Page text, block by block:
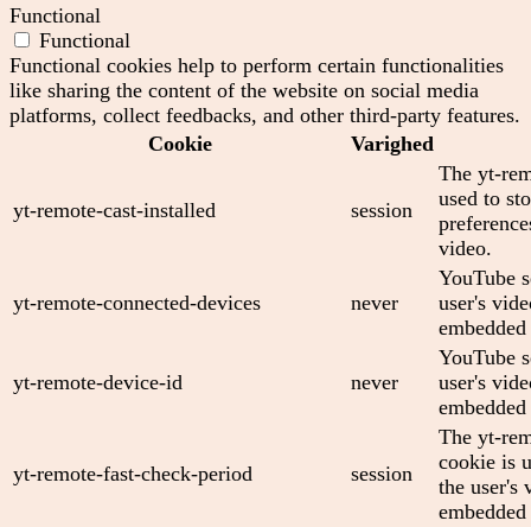
Functional
Functional
Functional cookies help to perform certain functionalities
like sharing the content of the website on social media
platforms, collect feedbacks, and other third-party features.
Cookie
Varighed
yt-remote-cast-installed session
The yt-
used to
video.
yt-remote-connected-devices never
YouTube
user's
yt-remote-device-id never
YouTube
user's
yt-remote-fast-check-period session
The yt-
cookie is
the user's